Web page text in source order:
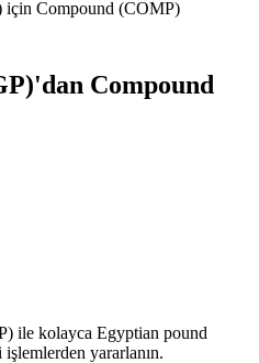
için Compound (COMP)
Compound
ile kolayca Egyptian pound
işlemlerden yararlanın.